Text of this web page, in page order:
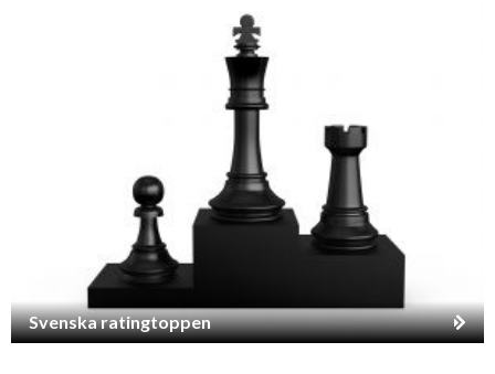
Svenska ratingtoppen